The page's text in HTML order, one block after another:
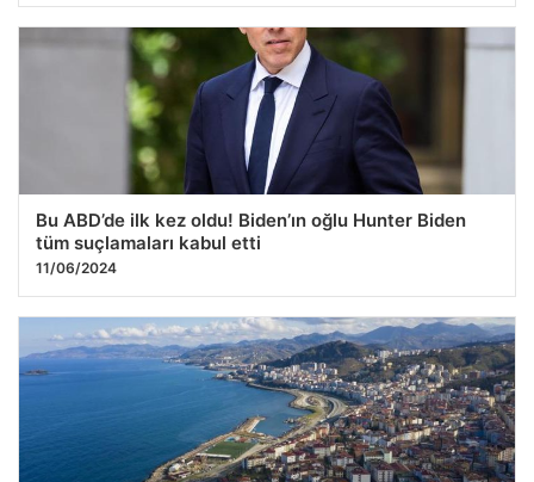
Bu ABD’de ilk kez oldu! Biden’ın oğlu Hunter Biden
tüm suçlamaları kabul etti
11/06/2024